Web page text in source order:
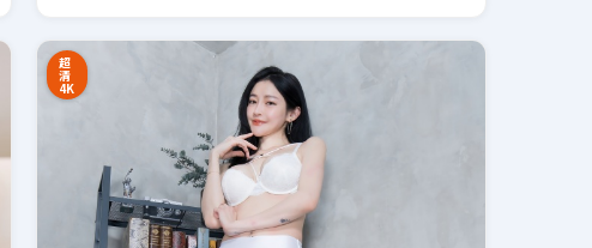
超
清
4K